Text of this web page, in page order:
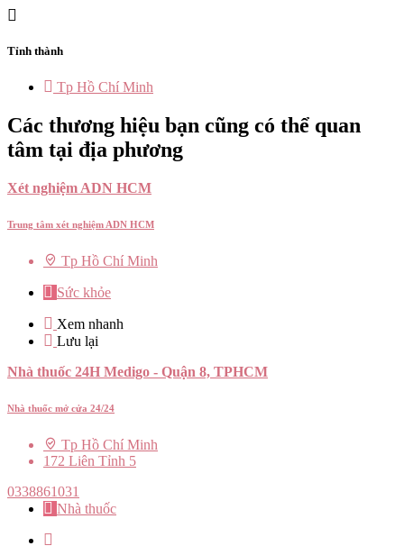
Tỉnh thành
Tp Hồ Chí Minh
Các thương hiệu bạn cũng có thể quan
tâm tại địa phương
Xét nghiệm ADN HCM
Trung tâm xét nghiệm ADN HCM
Tp Hồ Chí Minh
Sức khỏe
Xem nhanh
Lưu lại
Nhà thuốc 24H Medigo - Quận 8, TPHCM
Nhà thuốc mở cửa 24/24
Tp Hồ Chí Minh
172 Liên Tỉnh 5
0338861031
Nhà thuốc